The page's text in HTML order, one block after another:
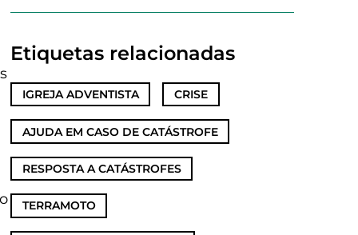
Etiquetas relacionadas
IGREJA ADVENTISTA CRISE
AJUDA EM CASO DE CATÁSTROFE
RESPOSTA A CATÁSTROFES
TERRAMOTO